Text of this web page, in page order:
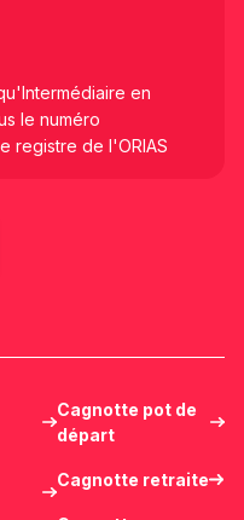
en
le numéro
registre de l'ORIAS
Cagnotte pot de
départ
Cagnotte retraite